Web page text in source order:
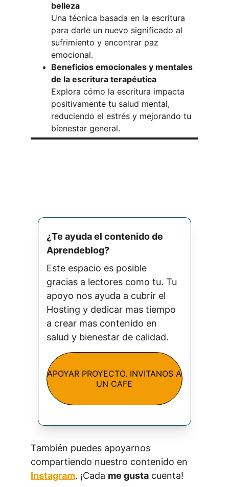
belleza
Una técnica basada en la escritura
para darle un nuevo significado al
sufrimiento y encontrar paz
emocional.
Beneficios emocionales y mentales
de la escritura terapéutica
Explora cómo la escritura impacta
positivamente tu salud mental,
reduciendo el estrés y mejorando tu
bienestar general.
¿Te ayuda el contenido de
Aprendeblog?
Este espacio es posible
gracias a lectores como tu. Tu
apoyo nos ayuda a cubrir el
Hosting y dedicar mas tiempo
a crear mas contenido en
salud y bienestar de calidad.
También puedes apoyarnos
compartiendo nuestro contenido en
Instagram. ¡Cada me gusta cuenta!
APOYAR PROYECTO. INVITANOS A
UN CAFE